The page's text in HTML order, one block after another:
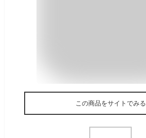
この商品をサイトでみる